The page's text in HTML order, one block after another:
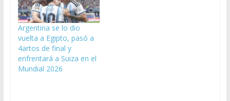
Argentina se lo dio
vuelta a Egipto, pasó a
4artos de final y
enfrentará a Suiza en el
Mundial 2026